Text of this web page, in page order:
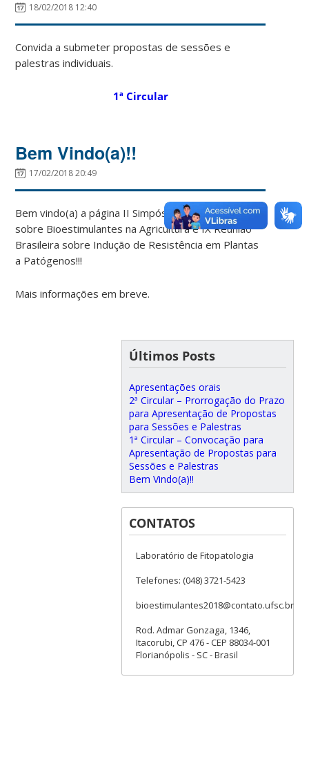
18/02/2018 12:40
Convida a submeter propostas de sessões e
palestras individuais.
1ª Circular
Bem Vindo(a)!!
17/02/2018 20:49
Bem vindo(a) a página II Simpósio Latino-Americano
sobre Bioestimulantes na Agricultura e IX Reunião
Brasileira sobre Indução de Resistência em Plantas
a Patógenos!!!
Mais informações em breve.
Últimos Posts
Apresentações orais
2ª Circular – Prorrogação do Prazo
para Apresentação de Propostas
para Sessões e Palestras
1ª Circular – Convocação para
Apresentação de Propostas para
Sessões e Palestras
Bem Vindo(a)!!
CONTATOS
Laboratório de Fitopatologia
Telefones: (048) 3721-5423
bioestimulantes2018@contato.ufsc.br
Rod. Admar Gonzaga, 1346,
Itacorubi, CP 476 - CEP 88034-001
Florianópolis - SC - Brasil